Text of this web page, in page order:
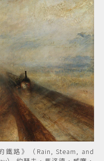
路》（Rain, Steam, and